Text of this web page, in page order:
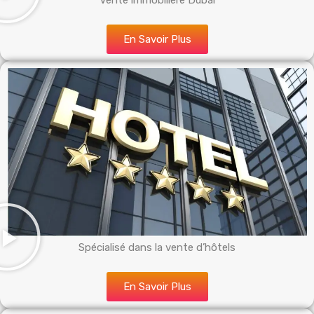
En Savoir Plus
Spécialisé dans la vente d’hôtels
En Savoir Plus